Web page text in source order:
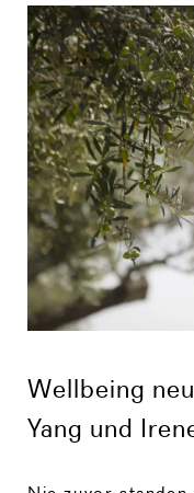
Wellbeing
Yang und